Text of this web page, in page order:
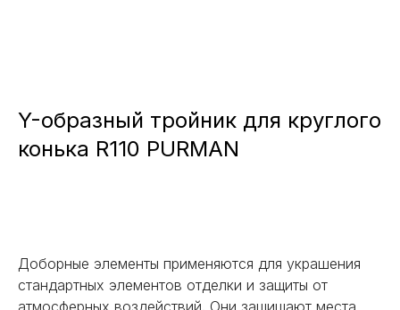
Y-образный тройник для круглого
конька R110 PURMAN
Доборные элементы применяются для украшения
стандартных элементов отделки и защиты от
атмосферных воздействий. Они защищают места